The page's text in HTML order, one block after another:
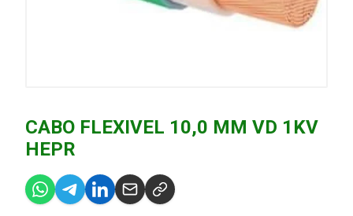
CABO FLEXIVEL 10,0 MM VD 1KV
HEPR